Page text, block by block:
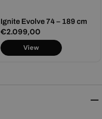
Ignite Evolve 74 – 189 cm
Normale
prijs
€2.099,00
View